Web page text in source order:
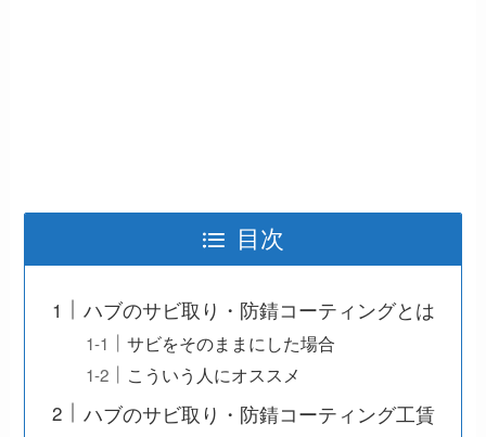
目次
ハブのサビ取り・防錆コーティングとは
サビをそのままにした場合
こういう人にオススメ
ハブのサビ取り・防錆コーティング工賃